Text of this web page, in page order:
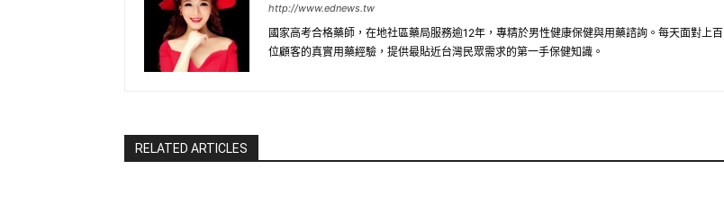
http://www.ednews.tw
國家高考合格藥師，在地社區藥局服務逾12年，專精於男性健康保健與用藥諮詢。每天面對上百
位顧客的真實用藥經驗，提供最貼近台灣民眾需求的第一手保健知識。
RELATED ARTICLES